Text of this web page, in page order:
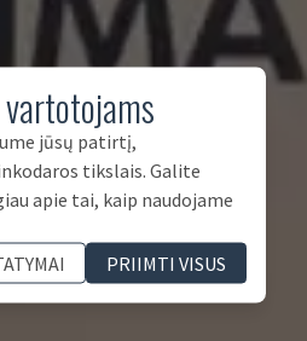
jūsų patirtį,
tikslais. Galite
apie tai, kaip naudojame
PRIIMTI VISUS